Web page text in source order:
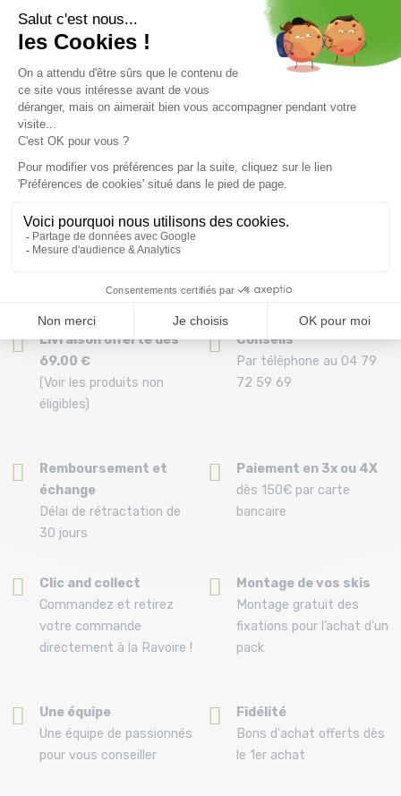
Taille en stock
T.U
AFTER Gradient /chiné
rose
38,99 € 64 ,99 €
Taille en stock
AFTER Microfiber Kids
/tahiti
35,97 €
Livraison offerte dès
69.00 €
(Voir les produits non
éligibles)
Conseils
Par téléphone au 04 79
72 59 69
Remboursement et
échange
Délai de rétractation de
30 jours
Paiement en 3x ou 4X
dès 150€ par carte
bancaire
Clic and collect
Commandez et retirez
votre commande
directement à la Ravoire !
Montage de vos skis
Montage gratuit des
fixations pour l’achat d'un
pack
Une équipe
Une équipe de passionnés
pour vous conseiller
Fidélité
Bons d'achat offerts dès
le 1er achat